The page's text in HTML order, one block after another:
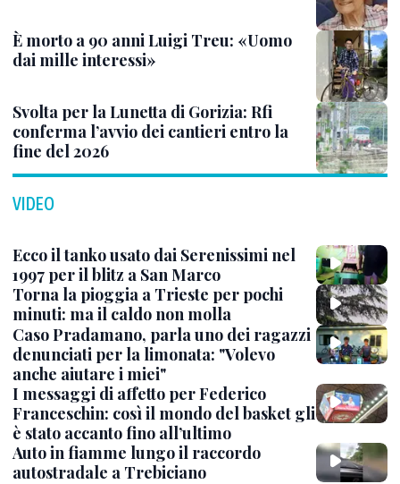
È morto a 90 anni Luigi Treu: «Uomo
dai mille interessi»
Svolta per la Lunetta di Gorizia: Rfi
conferma l’avvio dei cantieri entro la
fine del 2026
VIDEO
Ecco il tanko usato dai Serenissimi nel
1997 per il blitz a San Marco
Torna la pioggia a Trieste per pochi
minuti: ma il caldo non molla
Caso Pradamano, parla uno dei ragazzi
denunciati per la limonata: "Volevo
anche aiutare i miei"
I messaggi di affetto per Federico
Franceschin: così il mondo del basket gli
è stato accanto fino all’ultimo
Auto in fiamme lungo il raccordo
autostradale a Trebiciano